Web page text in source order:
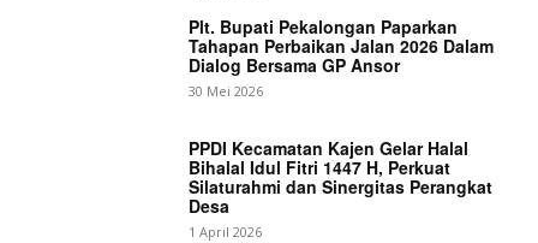
News Week
Plt. Bupati Pekalongan Paparkan
Tahapan Perbaikan Jalan 2026 Dalam
Dialog Bersama GP Ansor
30 Mei 2026
PPDI Kecamatan Kajen Gelar Halal
Bihalal Idul Fitri 1447 H, Perkuat
Silaturahmi dan Sinergitas Perangkat
Desa
1 April 2026